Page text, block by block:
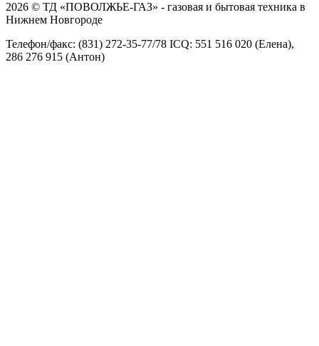
2026 © ТД «ПОВОЛЖЬЕ-ГАЗ» - газовая и бытовая техника в
Нижнем Новгороде
Телефон/факс: (831) 272-35-77/78 ICQ: 551 516 020 (Елена),
286 276 915 (Антон)